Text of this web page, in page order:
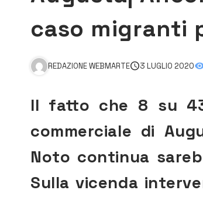
caso migranti
REDAZIONE WEBMARTE 3 LUGLIO 2020
Il fatto che 8 su
commerciale di
Noto continua
Sulla vicenda